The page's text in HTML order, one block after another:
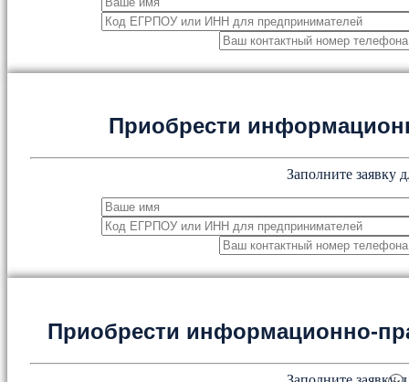
Приобрести
Заполните заявку
Приобрести информационно-